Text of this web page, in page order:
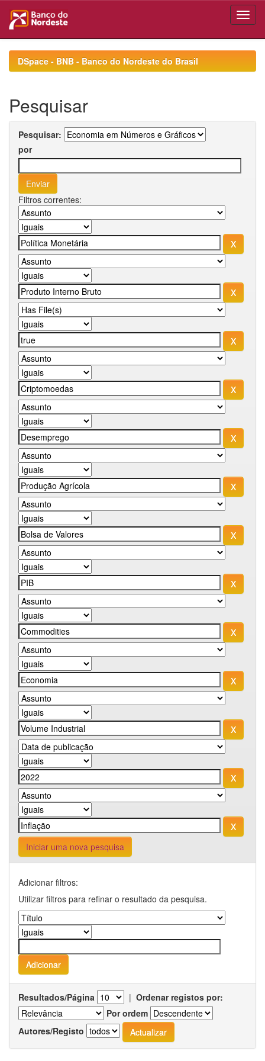
navigationDSpace - BNB - Banco do Nordeste do Brasil
Pesquisar
Pesquisar:
por
Filtros correntes:
Iniciar uma nova pesquisa
Adicionar filtros:
Utilizar filtros para refinar o resultado da pesquisa.
Resultados/Página | Ordenar registos por:
Por ordem
Autores/Registo